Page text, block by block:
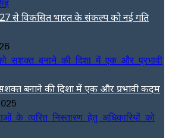
से विकसित भारत के संकल्प को नई गति
बनाने की दिशा में एक और प्रभावी कदम